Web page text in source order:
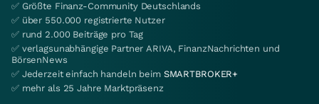
✅ Größte Finanz-Community Deutschlands
✅ über 550.000 registrierte Nutzer
✅ rund 2.000 Beiträge pro Tag
✅ verlagsunabhängige Partner ARIVA, FinanzNachrichten und
BörsenNews
✅ Jederzeit einfach handeln beim SMARTBROKER+
✅ mehr als 25 Jahre Marktpräsenz